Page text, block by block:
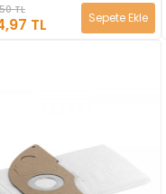
TL
TL Sepete Ekle